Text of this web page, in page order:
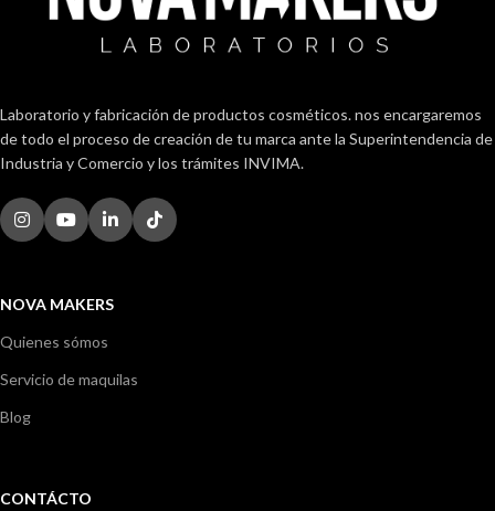
Laboratorio y fabricación de productos cosméticos. nos encargaremos
de todo el proceso de creación de tu marca ante la Superintendencia de
Industria y Comercio y los trámites INVIMA.
NOVA MAKERS
Quienes sómos
Servicio de maquilas
Blog
CONTÁCTO